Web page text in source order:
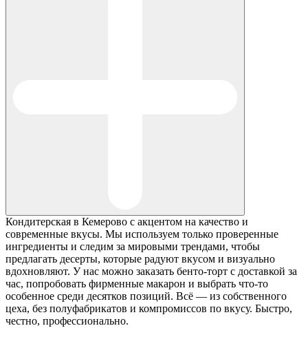
Кондитерская в Кемерово с акцентом на качество и
современные вкусы. Мы используем только проверенные
ингредиенты и следим за мировыми трендами, чтобы
предлагать десерты, которые радуют вкусом и визуально
вдохновляют. У нас можно заказать бенто-торт с доставкой за
час, попробовать фирменные макарон и выбрать что-то
особенное среди десятков позиций. Всё — из собственного
цеха, без полуфабрикатов и компромиссов по вкусу. Быстро,
честно, профессионально.